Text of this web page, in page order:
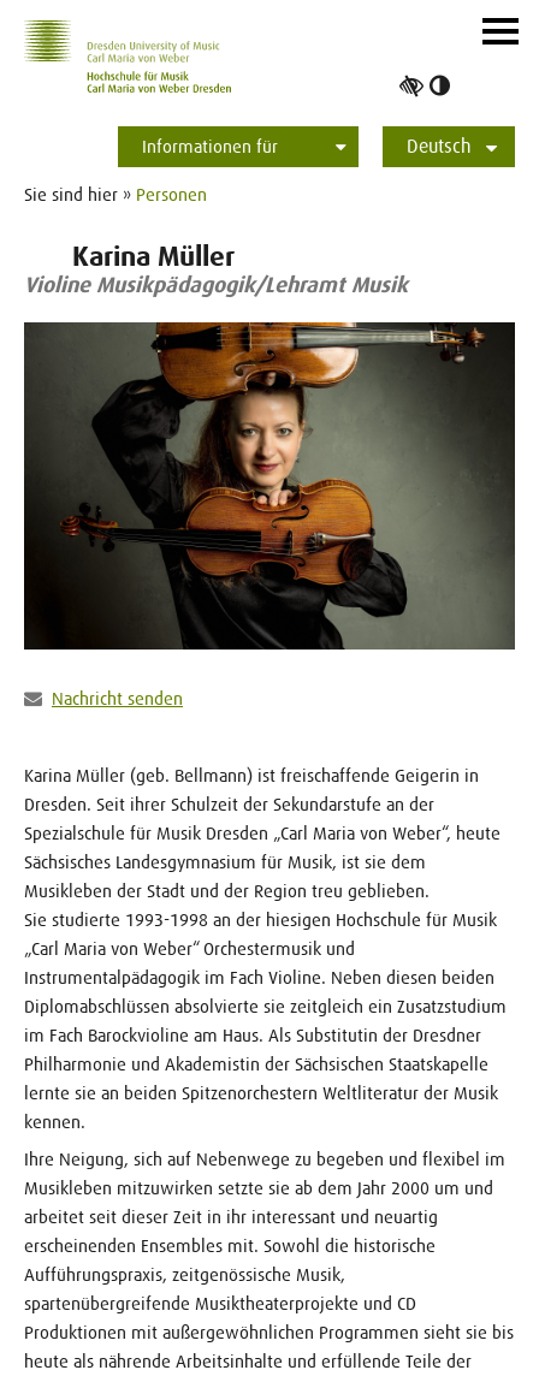
Informationen für
Deutsch
ein-/
Sie sind hier » Personen
Karina Müller
Violine Musikpädagogik/Lehramt Musik
Nachricht senden
Karina Müller (geb. Bellmann) ist freischaffende Geigerin in
Dresden. Seit ihrer Schulzeit der Sekundarstufe an der
Spezialschule für Musik Dresden „Carl Maria von Weber“, heute
Sächsisches Landesgymnasium für Musik, ist sie dem
Musikleben der Stadt und der Region treu geblieben.
Sie studierte 1993-1998 an der hiesigen Hochschule für Musik
„Carl Maria von Weber“ Orchestermusik und
Instrumentalpädagogik im Fach Violine. Neben diesen beiden
Diplomabschlüssen absolvierte sie zeitgleich ein Zusatzstudium
im Fach Barockvioline am Haus. Als Substitutin der Dresdner
Philharmonie und Akademistin der Sächsischen Staatskapelle
lernte sie an beiden Spitzenorchestern Weltliteratur der Musik
kennen.
Ihre Neigung, sich auf Nebenwege zu begeben und flexibel im
Musikleben mitzuwirken setzte sie ab dem Jahr 2000 um und
arbeitet seit dieser Zeit in ihr interessant und neuartig
erscheinenden Ensembles mit. Sowohl die historische
Aufführungspraxis, zeitgenössische Musik,
spartenübergreifende Musiktheaterprojekte und CD
Produktionen mit außergewöhnlichen Programmen sieht sie bis
heute als nährende Arbeitsinhalte und erfüllende Teile der